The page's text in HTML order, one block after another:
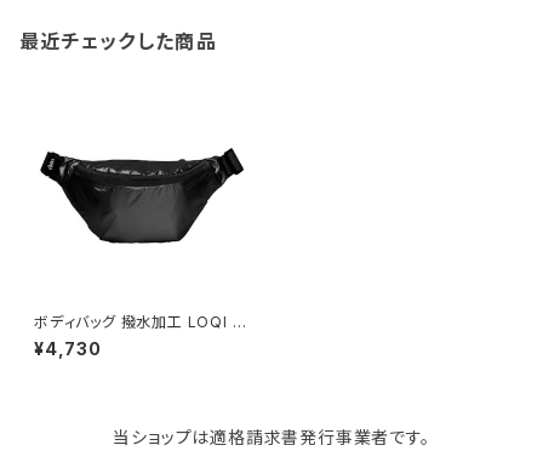
Like-it
KIND BAG LONDON
マザーズバッグ
パソコンケース
タオルハンガー
調理器具・調理小物
蚊やり
クッション・クッションカバー
その他
最近チェックした商品
ボディバッグ 撥水加工 LOQI R
ecycled Bum Bag ローキー
バムバッグ ウエストポーチ メタ
¥4,730
当ショップは適格請求書発行事業者です。